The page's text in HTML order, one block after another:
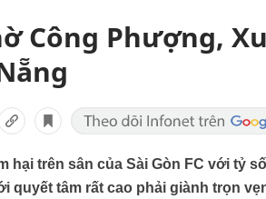
Công Phượng,
hại trên sân của Sài Gòn FC với tỷ
quyết tâm rất cao phải giành trọn